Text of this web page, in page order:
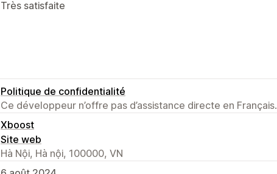
Très satisfaite
Politique de confidentialité
Ce développeur n’offre pas d’assistance directe en Français.
Xboost
Site web
Hà Nội, Hà nội, 100000, VN